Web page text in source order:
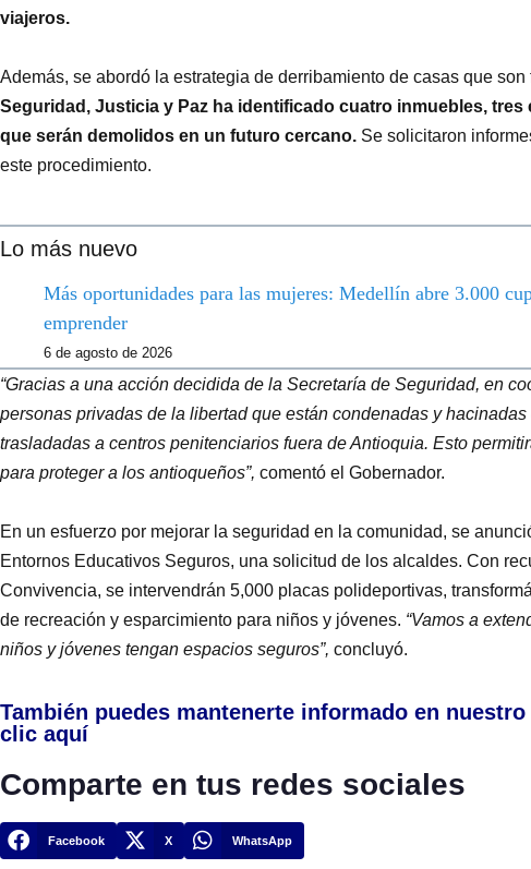
viajeros.
Además, se abordó la estrategia de derribamiento de casas que
Seguridad, Justicia y Paz ha identificado cuatro inmuebles,
que serán demolidos en un futuro cercano. Se solicitaron
este procedimiento.
Lo más nuevo
Más oportunidades para las mujeres: Medellín abre 3.000
emprender
6 de agosto de 2026
“Gracias a una acción decidida de la Secretaría de Seguridad, en
personas privadas de la libertad que están condenadas y
trasladadas a centros penitenciarios fuera de Antioquia. Esto
para proteger a los antioqueños”, comentó el Gobernador.
En un esfuerzo por mejorar la seguridad en la comunidad, se
Entornos Educativos Seguros, una solicitud de los alcaldes. Con
Convivencia, se intervendrán 5,000 placas polideportivas,
de recreación y esparcimiento para niños y jóvenes. “Vamos a
niños y jóvenes tengan espacios seguros”, concluyó.
También puedes mantenerte informado en
clic aquí
Comparte en tus redes sociales
Facebook X WhatsApp